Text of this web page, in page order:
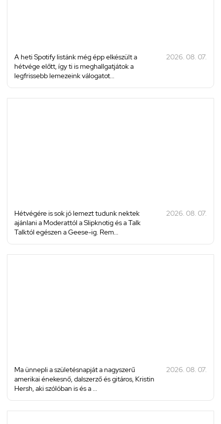
A heti Spotify listánk még épp elkészült a
hétvége előtt, így ti is meghallgatjátok a
legfrissebb lemezeink válogatot...
2026. 08. 07.
Hétvégére is sok jó lemezt tudunk nektek
ajánlani a Moderattól a Slipknotig és a Talk
Talktól egészen a Geese-ig. Rem...
2026. 08. 07.
Ma ünnepli a születésnapját a nagyszerű
amerikai énekesnő, dalszerző és gitáros, Kristin
Hersh, aki szólóban is és a ...
2026. 08. 07.